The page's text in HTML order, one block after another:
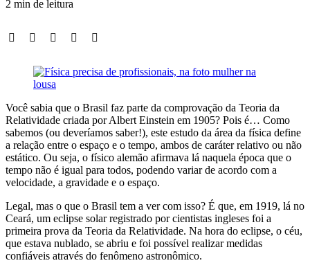
2 min de leitura
Você sabia que o Brasil faz parte da comprovação da Teoria da
Relatividade criada por Albert Einstein em 1905? Pois é… Como
sabemos (ou deveríamos saber!), este estudo da área da física define
a relação entre o espaço e o tempo, ambos de caráter relativo ou não
estático. Ou seja, o físico alemão afirmava lá naquela época que o
tempo não é igual para todos, podendo variar de acordo com a
velocidade, a gravidade e o espaço.
Legal, mas o que o Brasil tem a ver com isso? É que, em 1919, lá no
Ceará, um eclipse solar registrado por cientistas ingleses foi a
primeira prova da Teoria da Relatividade. Na hora do eclipse, o céu,
que estava nublado, se abriu e foi possível realizar medidas
confiáveis através do fenômeno astronômico.